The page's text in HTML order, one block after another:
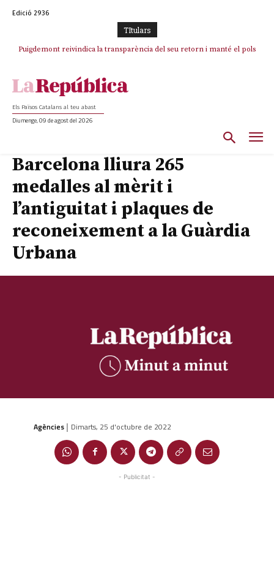
Edició 2936
TItulars
Puigdemont reivindica la transparència del seu retorn i manté el pols
Els Països Catalans al teu abast
Diumenge, 09 de agost del 2026
Barcelona lliura 265
medalles al mèrit i
l’antiguitat i plaques de
reconeixement a la Guàrdia
Urbana
Agències | Dimarts, 25 d'octubre de 2022
- Publicitat -